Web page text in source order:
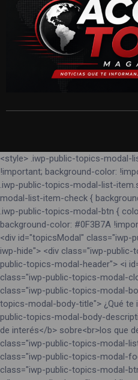
<style> .iwp-public-topics-modal-
!important; background-color:
.iwp-public-topics-modal-list-
modal-list-item-check {
.iwp-public-topics-modal-btn {
background-color: #0F3B7A
<div id="topicsModal"
iwp-hide"> <div class="iwp-
public-topics-modal-header"> <i
class="iwp-public-topics-modal-
class="iwp-public-topics-modal-
topics-modal-body-title"> ¿Qué te
public-topics-modal-body-
de interés</b> sobre<br>los que
class="iwp-public-topics-modal-
class="iwp-public-topics-modal-
class="iwp-public-topics-modal-